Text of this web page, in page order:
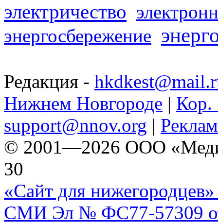
электричество
энергосбережение
Редакция -
Нижнем Новгороде | Кор.
support@nnov.org |
© 2001—2026 ООО
30
«Сайт для нижегородцев»
СМИ Эл № ФС77-57309